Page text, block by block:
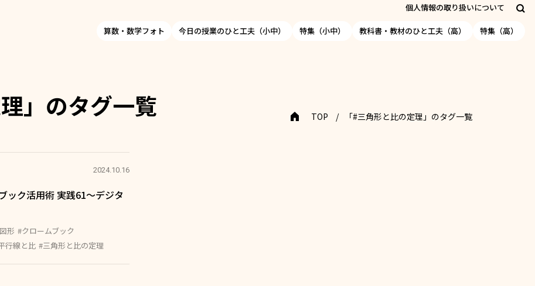
個人情報の取り扱いについて
算数・数学フォト 今日の授業のひと工夫（小中） 特集（小中） 教科書・教材のひと工夫（高） 特集（高）
」のタグ一覧 TOP 「#三角形と比の定理」のタグ一覧
2024.10.16
ック活用術 実践61～デジタ
形 #クロームブック
行線と比 #三角形と比の定理